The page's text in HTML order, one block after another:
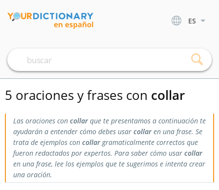
ES
5 oraciones y frases con collar
Las oraciones con collar que te presentamos a continuación te
ayudarán a entender cómo debes usar collar en una frase. Se
trata de ejemplos con collargramaticalmente correctos que
fueron redactados por expertos. Para saber cómo usar collar
en una frase, lee los ejemplos que te sugerimos e intenta crear
una oración.